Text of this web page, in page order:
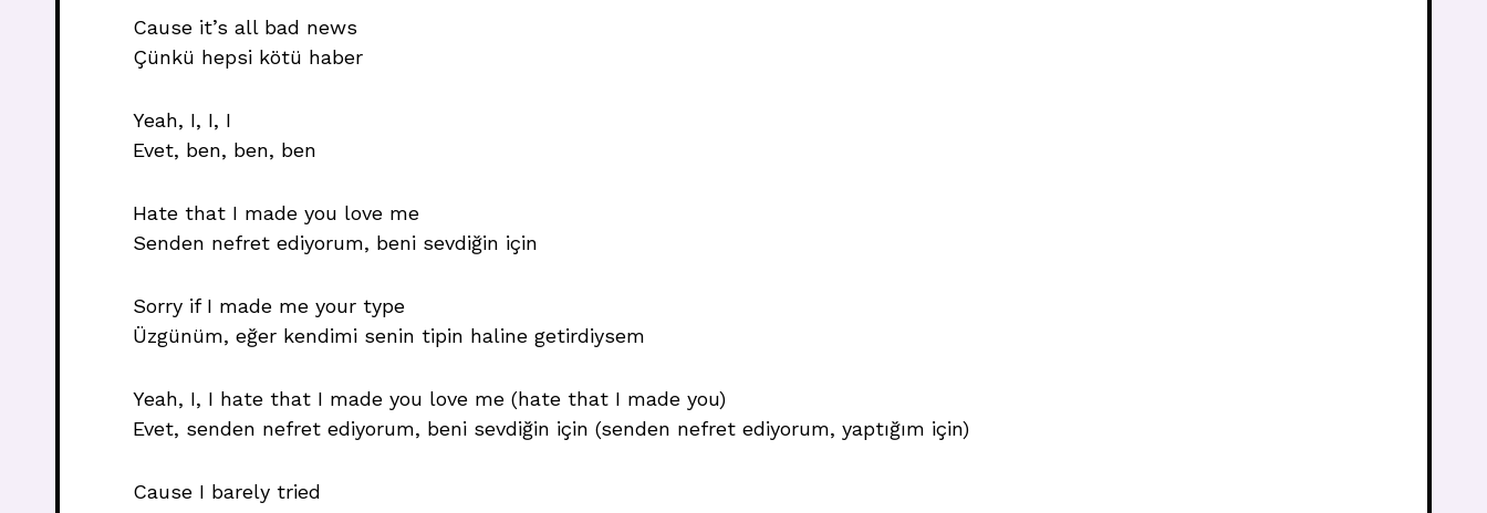
Cause it’s all bad news
Çünkü hepsi kötü haber
Yeah, I, I, I
Evet, ben, ben, ben
Hate that I made you love me
Senden nefret ediyorum, beni sevdiğin için
Sorry if I made me your type
Üzgünüm, eğer kendimi senin tipin haline getirdiysem
Yeah, I, I hate that I made you love me (hate that I made you)
Evet, senden nefret ediyorum, beni sevdiğin için (senden nefret ediyorum, yaptığım için)
Cause I barely tried